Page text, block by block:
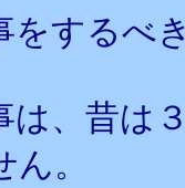
をするべ
は、昔は
。